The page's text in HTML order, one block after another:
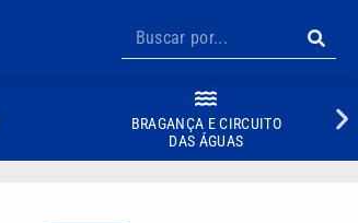
BRAGANÇA E CIRCUITO
DAS ÁGUAS